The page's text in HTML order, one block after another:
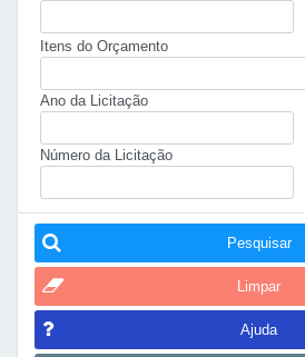
Itens do Orçamento
Ano da Licitação
Número da Licitação
Pesquisar
Limpar
Ajuda